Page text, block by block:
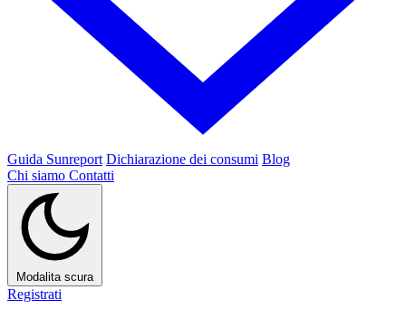
Guida Sunreport Dichiarazione dei consumi Blog
Chi siamo Contatti
Modalita scura
Registrati